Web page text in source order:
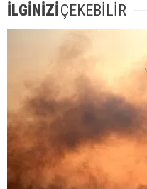
İLGİNİZİÇEKEBİLİR